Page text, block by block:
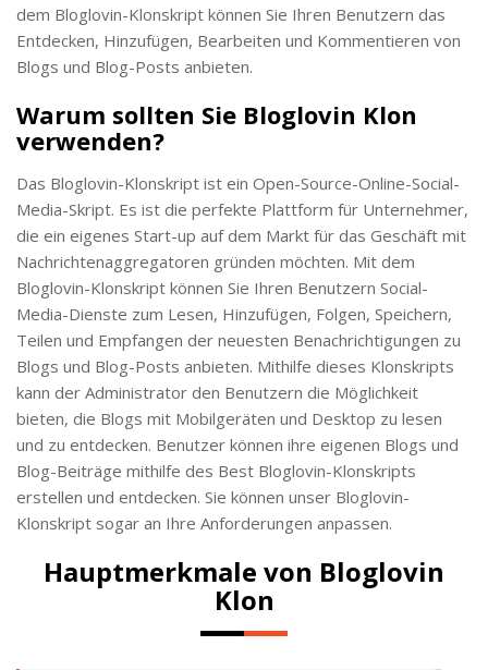
dem Bloglovin-Klonskript können Sie Ihren Benutzern das
Entdecken, Hinzufügen, Bearbeiten und Kommentieren von
Blogs und Blog-Posts anbieten.
Warum sollten Sie Bloglovin Klon
verwenden?
Das Bloglovin-Klonskript ist ein Open-Source-Online-Social-
Media-Skript. Es ist die perfekte Plattform für Unternehmer,
die ein eigenes Start-up auf dem Markt für das Geschäft mit
Nachrichtenaggregatoren gründen möchten. Mit dem
Bloglovin-Klonskript können Sie Ihren Benutzern Social-
Media-Dienste zum Lesen, Hinzufügen, Folgen, Speichern,
Teilen und Empfangen der neuesten Benachrichtigungen zu
Blogs und Blog-Posts anbieten. Mithilfe dieses Klonskripts
kann der Administrator den Benutzern die Möglichkeit
bieten, die Blogs mit Mobilgeräten und Desktop zu lesen
und zu entdecken. Benutzer können ihre eigenen Blogs und
Blog-Beiträge mithilfe des Best Bloglovin-Klonskripts
erstellen und entdecken. Sie können unser Bloglovin-
Klonskript sogar an Ihre Anforderungen anpassen.
Hauptmerkmale von Bloglovin
Klon